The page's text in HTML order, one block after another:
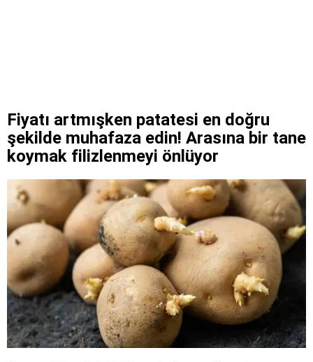
Fiyatı artmışken patatesi en doğru
şekilde muhafaza edin! Arasına bir tane
koymak filizlenmeyi önlüyor